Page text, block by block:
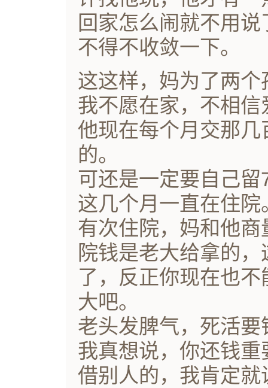
回家怎么闹就不用
不得不收敛一下。
这这样，妈为了两
我不愿在家，不相
他现在每个月交那
的。
可还是一定要自己留
这几个月一直在住院
有次住院，妈和他
院钱是老大给拿的
了，反正你现在也
大吧。
老头发脾气，死活
我真想说，你还钱
借别人的，我肯定就